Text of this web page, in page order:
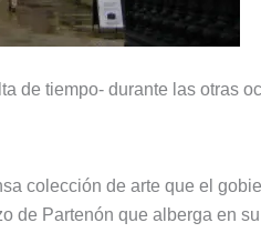
de tiempo- durante las otras
colección de arte que el
Partenón que alberga en